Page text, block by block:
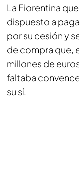
La Fiorentina
dispuesto a
por su cesión y
de compra que,
millones de
faltaba
su sí.